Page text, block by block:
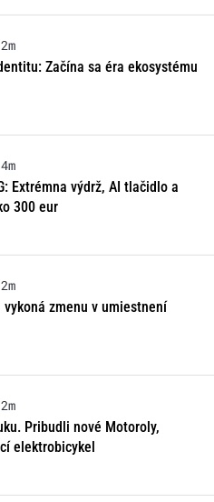
2m
Začína sa éra ekosystému
4m
Extrémna výdrž, AI tlačidlo a
300 eur
2m
vykoná zmenu v umiestnení
2m
Pribudli nové Motoroly,
elektrobicykel